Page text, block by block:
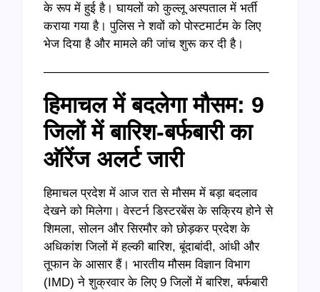
के रूप में हुई है। घायलों को कुल्लू अस्पताल में भर्ती
कराया गया है। पुलिस ने शवों को पोस्टमार्टम के लिए
भेज दिया है और मामले की जांच शुरू कर दी है।
——————————————————–
हिमाचल में बदलेगा मौसम: 9
जिलों में बारिश-बर्फबारी का
ऑरेंज अलर्ट जारी
हिमाचल प्रदेश में आज रात से मौसम में बड़ा बदलाव
देखने को मिलेगा। वेस्टर्न डिस्टरबेंस के सक्रिय होने से
शिमला, सोलन और सिरमौर को छोड़कर प्रदेश के
अधिकांश जिलों में हल्की बारिश, बूंदाबांदी, आंधी और
तूफान के आसार हैं। भारतीय मौसम विज्ञान विभाग
(IMD) ने शुक्रवार के लिए 9 जिलों में बारिश, बर्फबारी